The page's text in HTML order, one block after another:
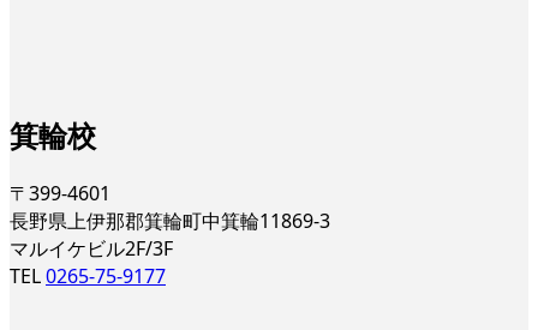
箕輪校
〒399-4601
長野県上伊那郡箕輪町中箕輪11869-3
マルイケビル2F/3F
TEL0265-75-9177